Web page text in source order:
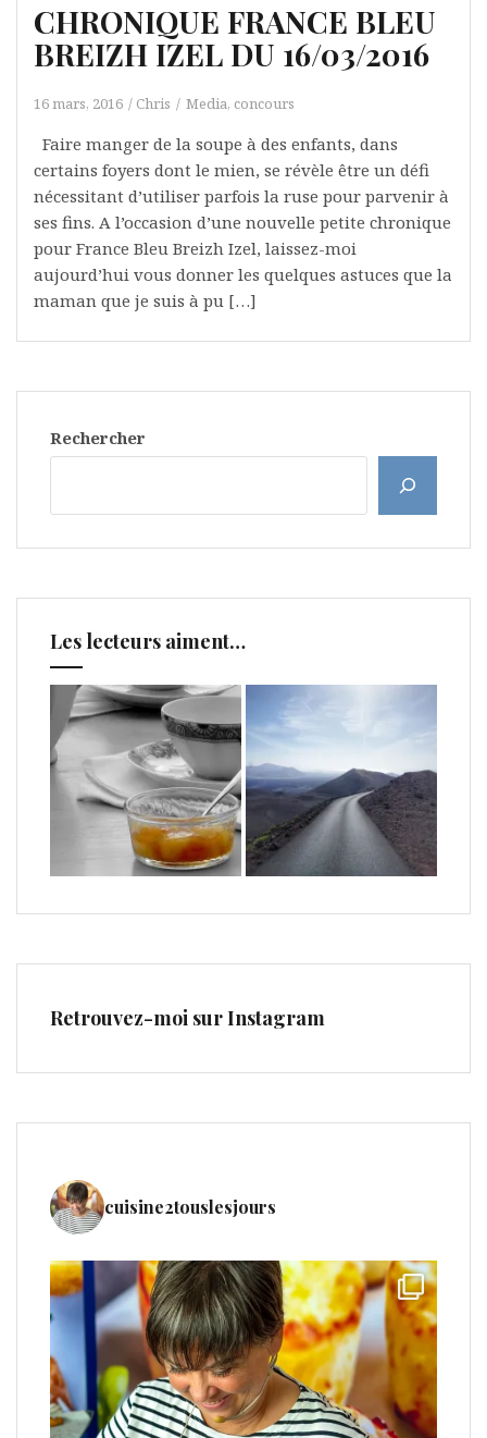
CHRONIQUE FRANCE BLEU
BREIZH IZEL DU 16/03/2016
16 mars, 2016 Chris Media, concours
Faire manger de la soupe à des enfants, dans
certains foyers dont le mien, se révèle être un défi
nécessitant d’utiliser parfois la ruse pour parvenir à
ses fins. A l’occasion d’une nouvelle petite chronique
pour France Bleu Breizh Izel, laissez-moi
aujourd’hui vous donner les quelques astuces que la
maman que je suis à pu […]
Rechercher
Les lecteurs aiment…
Retrouvez-moi sur Instagram
cuisine2touslesjours